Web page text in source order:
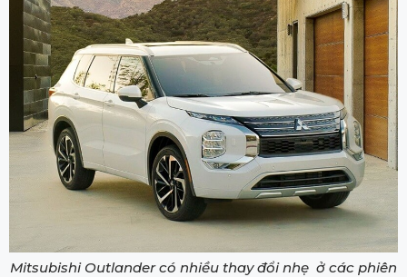
Mitsubishi Outlander có nhiều thay đổi nhẹ ở các phiên